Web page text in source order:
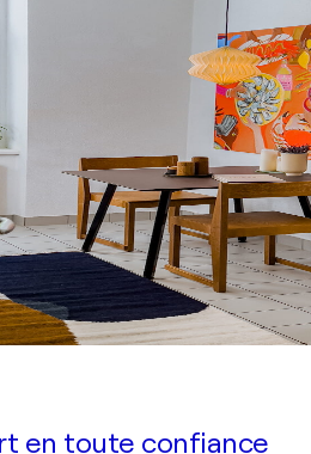
en toute confiance